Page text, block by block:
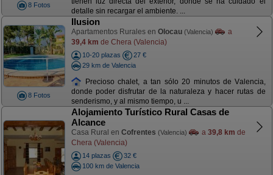
8 Fotos
detalle sin recargar el ambiente. ...
8 Fotos
Ilusion
Apartamentos Rurales en Olocau (Valencia)
a
39,4 km de Chera (Valencia)
10-20 plazas
27 €
29 km de Valencia
Precioso chalet, a tan sólo 20 minutos de Valencia,
donde poder disfrutar de la naturaleza y hacer rutas de
senderismo, y al mismo tiempo, u ...
Alojamiento Turístico Rural Casas de
Alcance
Casa Rural en Cofrentes (Valencia) a 39,8 km de
Chera (Valencia)
14 plazas
32 €
100 km de Valencia